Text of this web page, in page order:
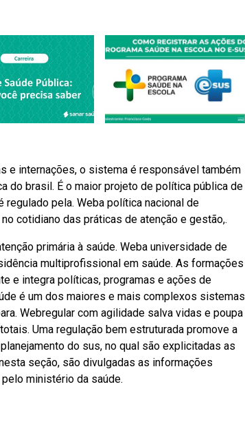
e internações, o sistema é responsável também
do brasil. É o maior projeto de política pública de
pela. Weba política nacional de
cotidiano das práticas de atenção e gestão,.
primária à saúde. Weba universidade de
multiprofissional em saúde. As formações
e integra políticas, programas e ações de
é um dos maiores e mais complexos sistemas
Webregular com agilidade salva vidas e poupa
Uma regulação bem estruturada promove a
do sus, no qual são explicitadas as
seção, são divulgadas as informações
ministério da saúde.